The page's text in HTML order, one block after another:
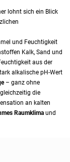
lohnt sich ein Blick
und Feuchtigkeit
Kalk, Sand und
aus der
alkalische pH-Wert
– ganz ohne
die
an kalten
Raumklima und